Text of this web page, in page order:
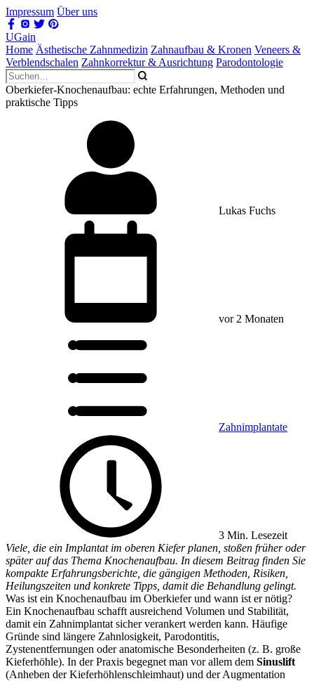
Impressum Über uns
UGain
Home Ästhetische Zahnmedizin Zahnaufbau & Kronen Veneers &
Verblendschalen Zahnkorrektur & Ausrichtung Parodontologie
Oberkiefer-Knochenaufbau: echte Erfahrungen, Methoden und
praktische Tipps
Lukas Fuchs
vor 2 Monaten
Zahnimplantate
3 Min. Lesezeit
Viele, die ein Implantat im oberen Kiefer planen, stoßen früher oder
später auf das Thema Knochenaufbau. In diesem Beitrag finden Sie
kompakte Erfahrungsberichte, die gängigen Methoden, Risiken,
Heilungszeiten und konkrete Tipps, damit die Behandlung gelingt.
Was ist ein Knochenaufbau im Oberkiefer und wann ist er nötig?
Ein Knochenaufbau schafft ausreichend Volumen und Stabilität,
damit ein Zahnimplantat sicher verankert werden kann. Häufige
Gründe sind längere Zahnlosigkeit, Parodontitis,
Zystenentfernungen oder anatomische Besonderheiten (z. B. große
Kieferhöhle). In der Praxis begegnet man vor allem dem Sinuslift
(Anheben der Kieferhöhlenschleimhaut) und der Augmentation